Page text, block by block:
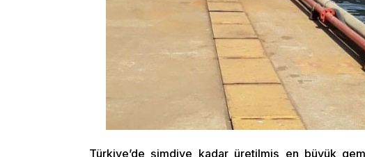
Türkiye’de şimdiye kadar üretilmiş en büyük